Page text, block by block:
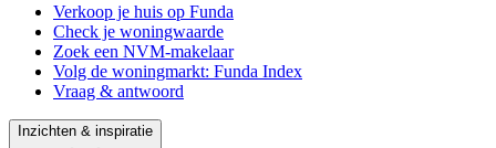
Verkoop je huis op Funda
Check je woningwaarde
Zoek een NVM-makelaar
Volg de woningmarkt: Funda Index
Vraag & antwoord
Inzichten & inspiratie